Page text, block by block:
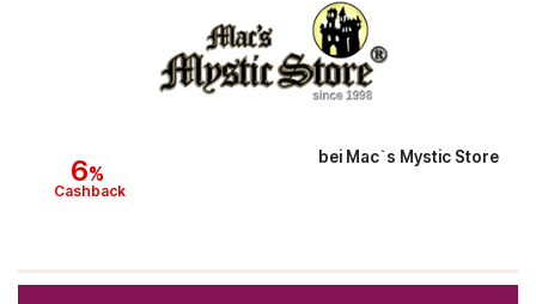
6%
Cashback
bei Mac`s Mystic Store